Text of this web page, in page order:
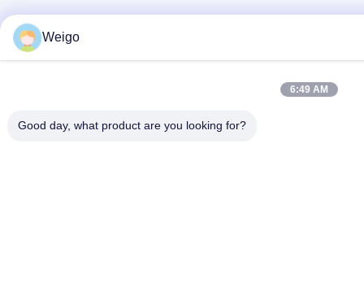
Weigo
6:49 AM
Good day, what product are you looking for?